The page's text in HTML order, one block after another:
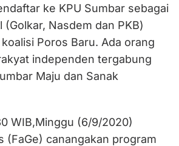
ke KPU Sumbar sebagai
(Golkar, Nasdem dan PKB)
Poros Baru. Ada orang
independen tergabung
Maju dan Sanak
WIB,Minggu (6/9/2020)
(FaGe) canangakan program